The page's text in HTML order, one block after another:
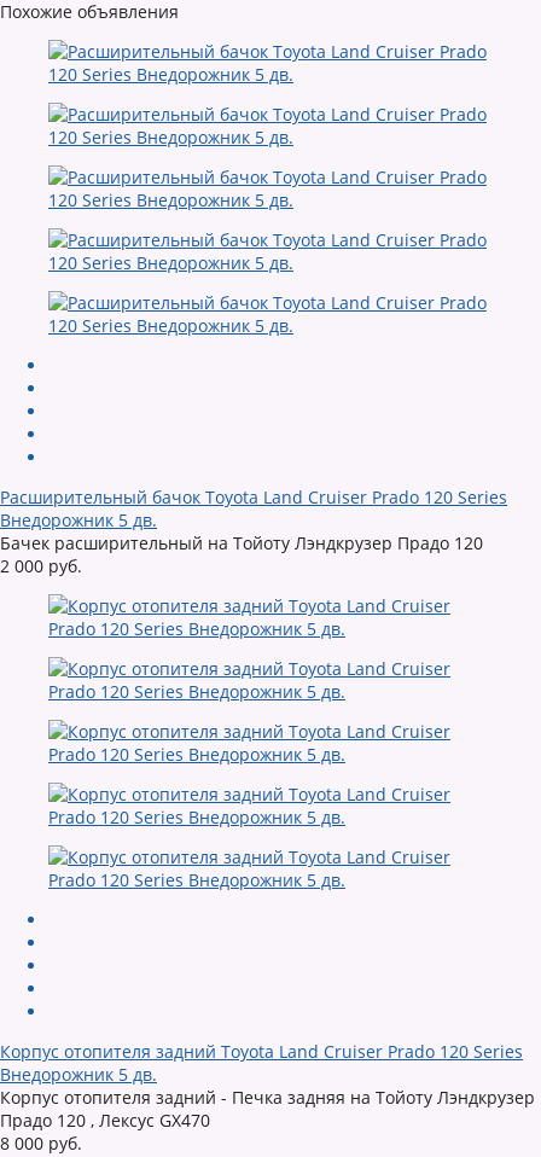
Похожие объявления
Расширительный бачок Toyota Land Cruiser Prado 120 Series
Внедорожник 5 дв.
Бачек расширительный на Тойоту Лэндкрузер Прадо 120
2 000 руб.
Корпус отопителя задний Toyota Land Cruiser Prado 120 Series
Внедорожник 5 дв.
Корпус отопителя задний - Печка задняя на Тойоту Лэндкрузер
Прадо 120 , Лексус GX470
8 000 руб.